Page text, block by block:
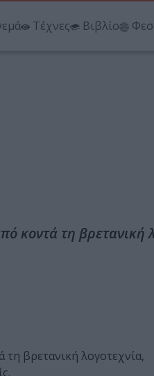
Τέχνες Βιβλίο
κοντά τη βρετανική
βρετανική λογοτεχνία,